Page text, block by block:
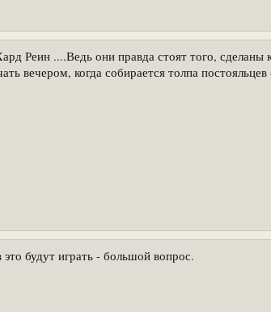
Реин ....Ведь они правда стоят того, сделаны
вечером, когда собирается толпа
будут играть - большой вопрос.